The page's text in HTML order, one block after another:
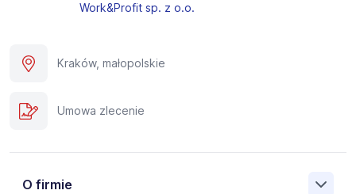
Work&Profit sp. z o.o.
Kraków, małopolskie
Umowa zlecenie
O firmie